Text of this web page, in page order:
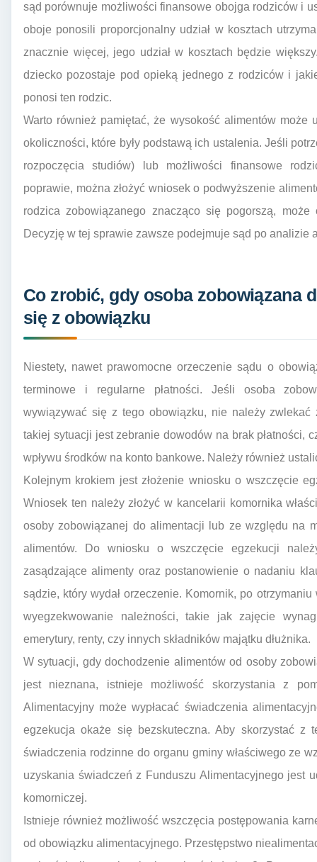
sąd porównuje możliwości finansowe obojga rodziców i
oboje ponosili proporcjonalny udział w kosztach
znacznie więcej, jego udział w kosztach będzie
dziecko pozostaje pod opieką jednego z rodziców i
ponosi ten rodzic.
Warto również pamiętać, że wysokość alimentów może
okoliczności, które były podstawą ich ustalenia. Jeśli
rozpoczęcia studiów) lub możliwości finansowe
poprawie, można złożyć wniosek o podwyższenie
rodzica zobowiązanego znacząco się pogorszą,
Decyzję w tej sprawie zawsze podejmuje sąd po analizie
Co zrobić, gdy osoba zobowiązana
się z obowiązku
Niestety, nawet prawomocne orzeczenie sądu o
terminowe i regularne płatności. Jeśli osoba
wywiązywać się z tego obowiązku, nie należy zwlekać
takiej sytuacji jest zebranie dowodów na brak płatności,
wpływu środków na konto bankowe. Należy również
Kolejnym krokiem jest złożenie wniosku o wszczęcie
Wniosek ten należy złożyć w kancelarii komornika
osoby zobowiązanej do alimentacji lub ze względu na
alimentów. Do wniosku o wszczęcie egzekucji
zasądzające alimenty oraz postanowienie o nadaniu
sądzie, który wydał orzeczenie. Komornik, po
wyegzekwowanie należności, takie jak zajęcie
emerytury, renty, czy innych składników majątku dłużnika.
W sytuacji, gdy dochodzenie alimentów od osoby
jest nieznana, istnieje możliwość skorzystania z
Alimentacyjny może wypłacać świadczenia
egzekucja okaże się bezskuteczna. Aby skorzystać z
świadczenia rodzinne do organu gminy właściwego ze
uzyskania świadczeń z Funduszu Alimentacyjnego jest
komorniczej.
Istnieje również możliwość wszczęcia postępowania
od obowiązku alimentacyjnego. Przestępstwo